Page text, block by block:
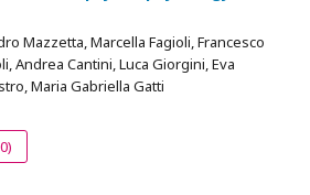
Mazzetta, Marcella Fagioli, Francesco
Andrea Cantini, Luca Giorgini, Eva
Maria Gabriella Gatti